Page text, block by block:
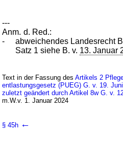
---
Anm. d. Red.:
-
abweichendes Landesrecht
Satz 1 siehe B. v. 13. Januar
Text in der Fassung desArtikels 2
entlastungsgesetz (PUEG) G. v. 19.
zuletzt geändert durch Artikel 8w G. v.
m.W.v. 1. Januar 2024
§ 45h ←